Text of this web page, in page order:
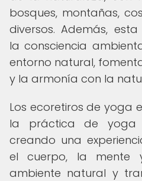
bosques, montañas,
diversos. Además,
la consciencia
entorno natural,
y la armonía con la
Los ecoretiros de yoga
la práctica de yoga
creando una
el cuerpo, la mente
ambiente natural y